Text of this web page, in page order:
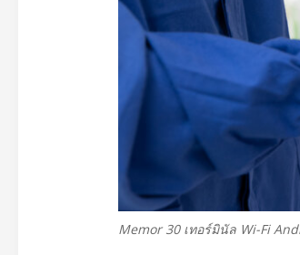
Memor 30 เทอร์มินัล Wi-Fi